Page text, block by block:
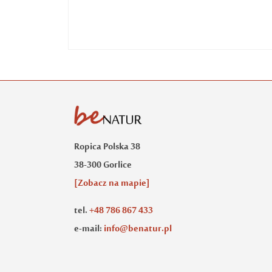
Ropica Polska 38
38-300 Gorlice
[Zobacz na mapie]
tel.+48 786 867 433
e-mail: info@benatur.pl